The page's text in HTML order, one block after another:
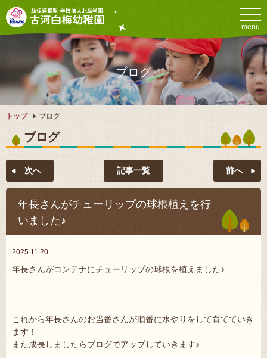
menu
ブログ
トップ ブログ
ブログ
記事一覧
年長さんがチューリップの球根植えを行
いました♪
2025.11.20
年長さんがコンテナにチューリップの球根を植えました♪
これから年長さんのお当番さんが順番に水やりをして育てていき
ます！
また成長しましたらブログでアップしていきます♪